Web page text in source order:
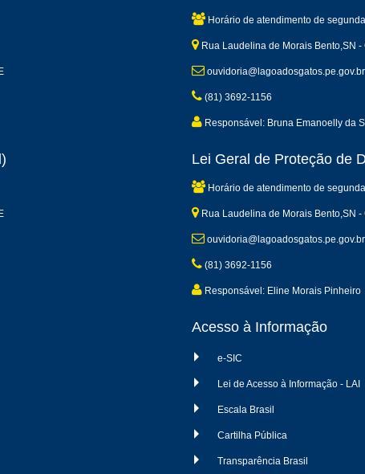
Horário de atendimento de
Rua Laudelina de Morais Bento,SN -
ouvidoria@lagoadosgatos.pe.gov.br
(81) 3692-1156
Responsável: Bruna Emanoelly da
Lei Geral de Proteção de
Horário de atendimento de
Rua Laudelina de Morais Bento,SN -
ouvidoria@lagoadosgatos.pe.gov.br
(81) 3692-1156
Responsável: Eline Morais Pinheiro
Acesso à Informação
e-SIC
Lei de Acesso à Informação - LAI
Escala Brasil
Cartilha Pública
Transparência Brasil